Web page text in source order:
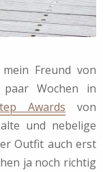
Freund von
Wochen in
Awards von
und nebelige
Outfit auch erst
ja noch richtig